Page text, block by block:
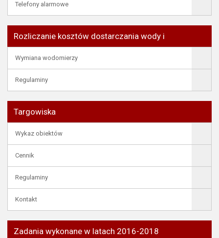
Telefony alarmowe
Rozliczanie kosztów dostarczania wody i
Wymiana wodomierzy
Regulaminy
Targowiska
Wykaz obiektów
Cennik
Regulaminy
Kontakt
Zadania wykonane w latach 2016-2018